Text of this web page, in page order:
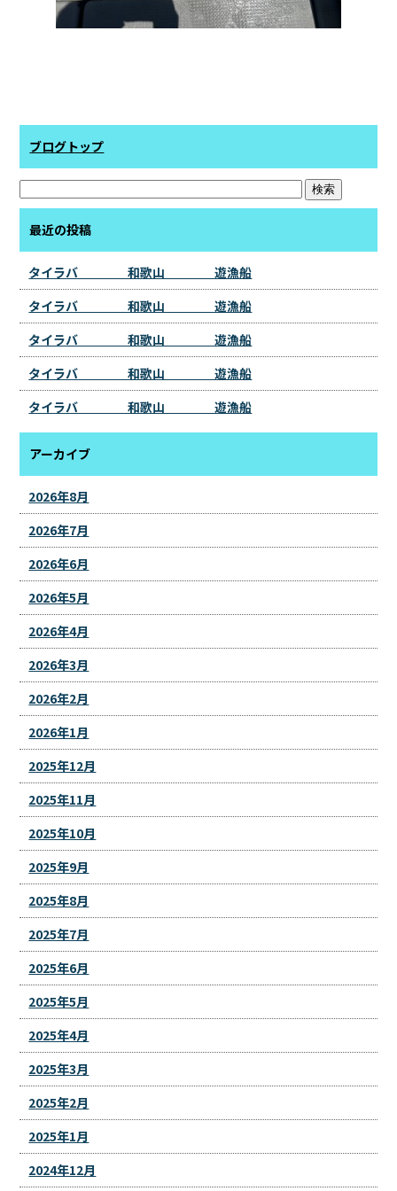
ブログトップ
最近の投稿
タイラバ 和歌山 遊漁船
タイラバ 和歌山 遊漁船
タイラバ 和歌山 遊漁船
タイラバ 和歌山 遊漁船
タイラバ 和歌山 遊漁船
アーカイブ
2026年8月
2026年7月
2026年6月
2026年5月
2026年4月
2026年3月
2026年2月
2026年1月
2025年12月
2025年11月
2025年10月
2025年9月
2025年8月
2025年7月
2025年6月
2025年5月
2025年4月
2025年3月
2025年2月
2025年1月
2024年12月